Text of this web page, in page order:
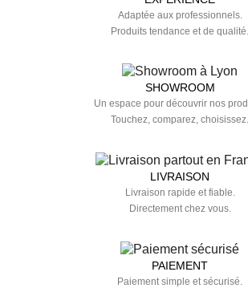
Adaptée aux professionnels.
Produits tendance et de qualité.
SHOWROOM
Un espace pour découvrir nos
Touchez, comparez, choisissez.
LIVRAISON
Livraison rapide et fiable.
Directement chez vous.
PAIEMENT
Paiement simple et sécurisé.